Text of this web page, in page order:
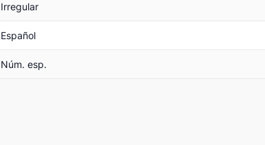
Irregular
Español
Núm. esp.